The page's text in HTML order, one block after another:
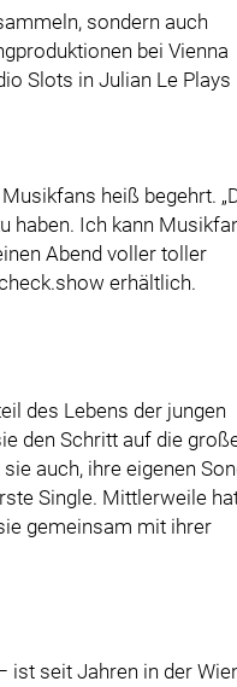
sondern auch
bei Vienna
Slots in Julian Le Plays
heiß begehrt.
haben. Ich kann
Abend voller toller
erhältlich.
des Lebens der jungen
den Schritt auf die
auch, ihre eigenen
Single. Mittlerweile
gemeinsam mit ihrer
ist seit Jahren in der